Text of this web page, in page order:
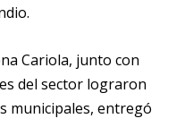
Cariola, junto con
del sector lograron
municipales, entregó